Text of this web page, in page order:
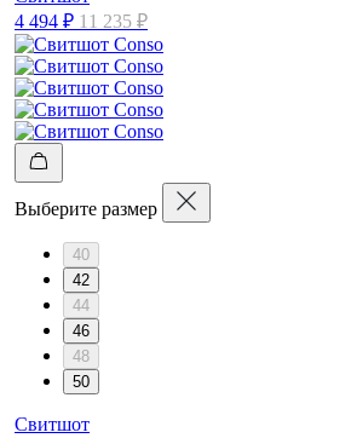
4 494 ₽ 11 235 ₽
Выберите размер
40
42
44
46
48
50
Свитшот